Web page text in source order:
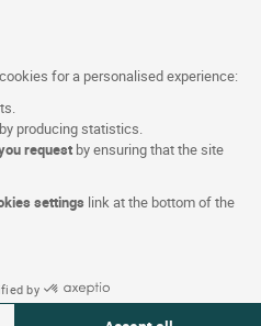
cookies for a personalised experience:
by producing statistics.
request by ensuring that the site
settings link at the bottom of the
by
i diritti riservati - CGV. Powered